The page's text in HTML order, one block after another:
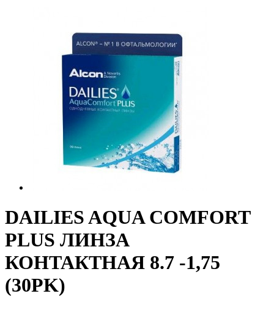
DAILIES AQUA COMFORT
PLUS ЛИНЗА
КОНТАКТНАЯ 8.7 -1,75
(30PK)